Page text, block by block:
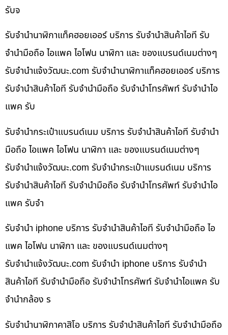
รับจ
รับจำนำนาฬิกาแท็คฮอยเออร์ บริการ รับจำนำสินค้าไอที รับ
จำนำมือถือ ไอแพค ไอโฟน นาฬิกา และ ของแบรนด์เนมต่างๆ
รับจํานําแจ้งวัฒนะ.com รับจำนำนาฬิกาแท็คฮอยเออร์ บริการ
รับจำนำสินค้าไอที รับจำนำมือถือ รับจำนำโทรศัพท์ รับจำนำไอ
แพค รับ
รับจำนำกระเป๋าแบรนด์เนม บริการ รับจำนำสินค้าไอที รับจำนำ
มือถือ ไอแพค ไอโฟน นาฬิกา และ ของแบรนด์เนมต่างๆ
รับจํานําแจ้งวัฒนะ.com รับจำนำกระเป๋าแบรนด์เนม บริการ
รับจำนำสินค้าไอที รับจำนำมือถือ รับจำนำโทรศัพท์ รับจำนำไอ
แพค รับจำ
รับจำนำ iphone บริการ รับจำนำสินค้าไอที รับจำนำมือถือ ไอ
แพค ไอโฟน นาฬิกา และ ของแบรนด์เนมต่างๆ
รับจํานําแจ้งวัฒนะ.com รับจำนำ iphone บริการ รับจำนำ
สินค้าไอที รับจำนำมือถือ รับจำนำโทรศัพท์ รับจำนำไอแพค รับ
จำนำกล้อง ร
รับจำนำนาฬิกาคาสิโอ บริการ รับจำนำสินค้าไอที รับจำนำมือถือ